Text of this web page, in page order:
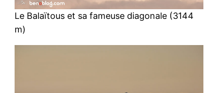
Le Balaïtous et sa fameuse diagonale (3144
m)